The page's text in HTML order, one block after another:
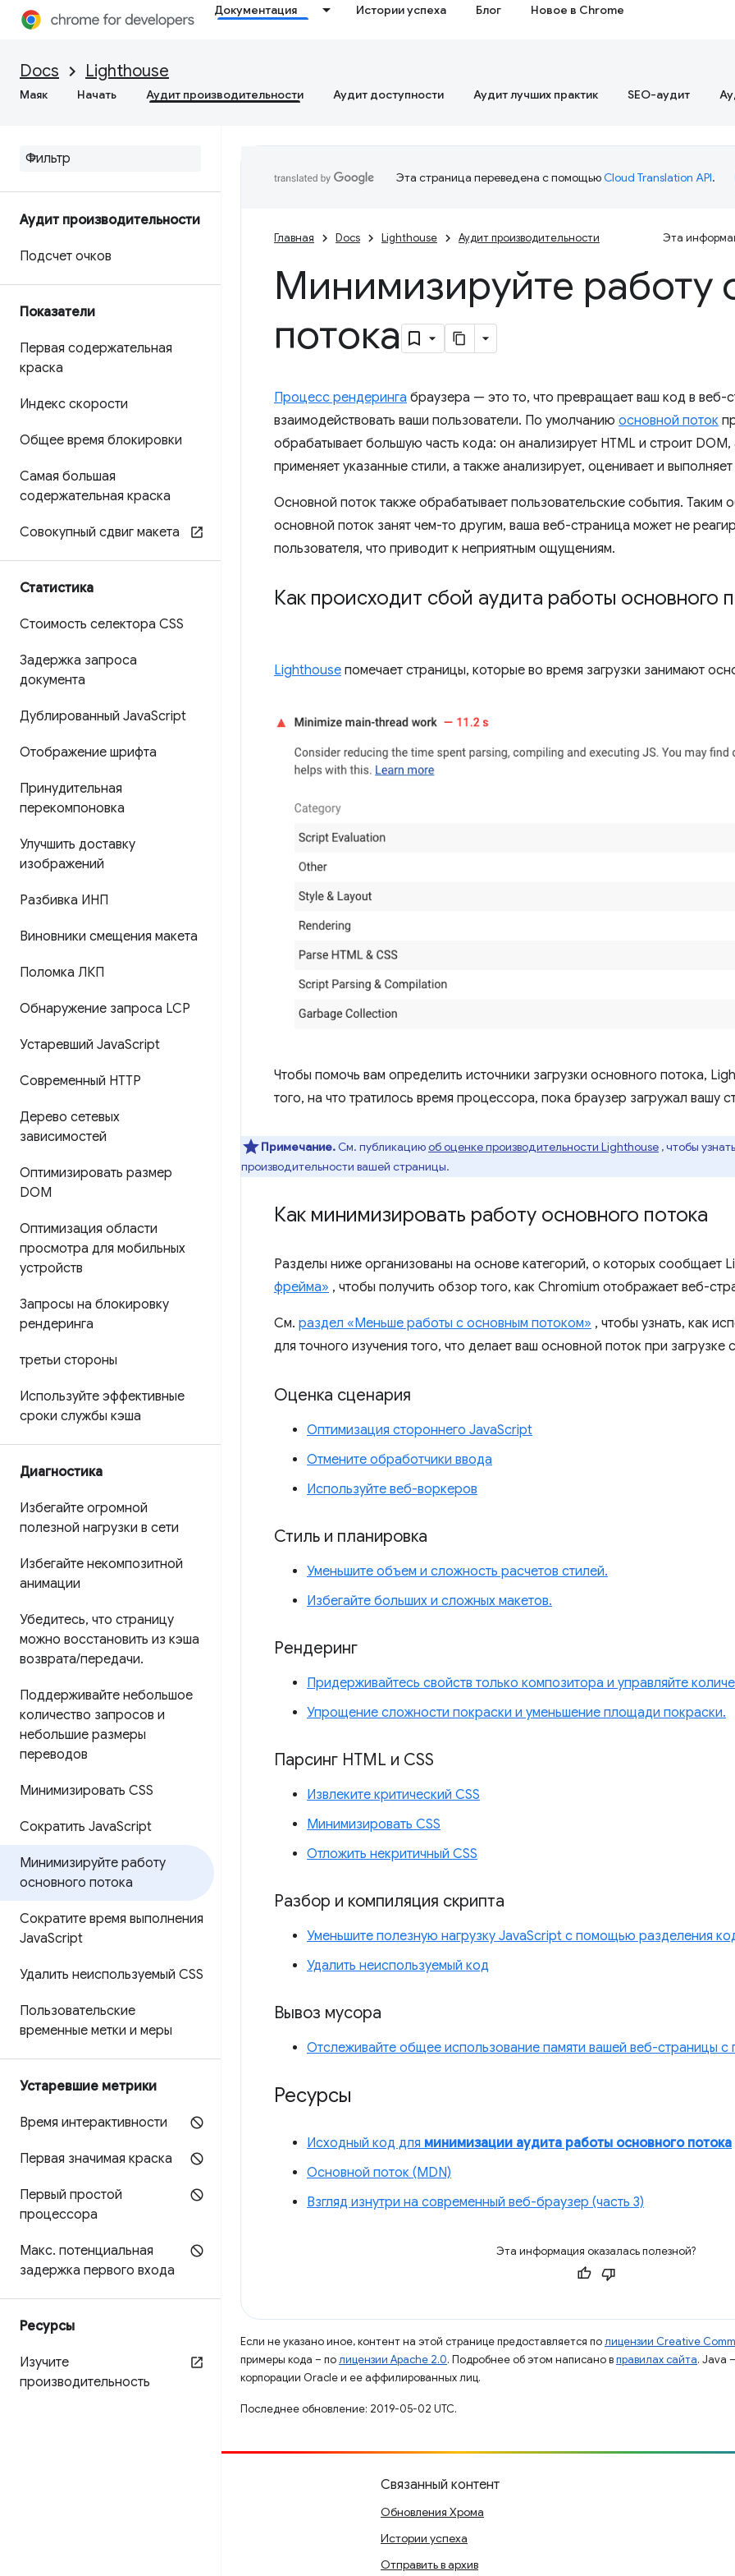
Документация Истории успеха Блог Новое в Chrome
Docs Lighthouse
Маяк Начать Аудит производительности Аудит доступности Аудит лучших практик SEO-аудит
Аудит производительности
Подсчет очков
Показатели
Первая содержательная
краска
Индекс скорости
Общее время блокировки
Самая большая
содержательная краска
Совокупный сдвиг макета
Статистика
Стоимость селектора CSS
Задержка запроса
документа
Дублированный JavaScript
Отображение шрифта
Принудительная
перекомпоновка
Улучшить доставку
изображений
Разбивка ИНП
Виновники смещения макета
Поломка ЛКП
Обнаружение запроса LCP
Устаревший JavaScript
Современный HTTP
Дерево сетевых
зависимостей
Оптимизировать размер
DOM
Оптимизация области
просмотра для мобильных
устройств
Запросы на блокировку
рендеринга
третьи стороны
Используйте эффективные
сроки службы кэша
Диагностика
Избегайте огромной
полезной нагрузки в сети
Избегайте некомпозитной
анимации
Убедитесь, что страницу
можно восстановить из кэша
возврата/передачи.
Поддерживайте небольшое
количество запросов и
небольшие размеры
переводов
Минимизировать CSS
Сократить JavaScript
Минимизируйте работу
основного потока
Сократите время выполнения
JavaScript
Удалить неиспользуемый CSS
Пользовательские
временные метки и меры
Устаревшие метрики
Время интерактивности
Первая значимая краска
Первый простой
процессора
Макс. потенциальная
задержка первого входа
Ресурсы
Изучите
производительность
Эта страница переведена с помощьюCloud Translation API.
Главная Docs Lighthouse Аудит производительности Эта
Минимизируйте работу
потока
Процесс рендеринга браузера — это то, что превращает ваш код в веб-
взаимодействовать ваши пользователи. По умолчанию основной поток
обрабатывает большую часть кода: он анализирует HTML и строит DOM,
применяет указанные стили, а также анализирует, оценивает и
Основной поток также обрабатывает пользовательские события. Таким
основной поток занят чем-то другим, ваша веб-страница может не
пользователя, что приводит к неприятным ощущениям.
Как происходит сбой аудита работы основного
Lighthouse помечает страницы, которые во время загрузки занимают
Чтобы помочь вам определить источники загрузки основного потока,
того, на что тратилось время процессора, пока браузер загружал вашу
Примечание. См. публикациюоб оценке производительности Lighthouse , чтобы
производительности вашей страницы.
Как минимизировать работу основного потока
Разделы ниже организованы на основе категорий, о которых сообщает
фрейма» , чтобы получить обзор того, как Chromium отображает веб-
См. раздел «Меньше работы с основным потоком» , чтобы узнать, как
для точного изучения того, что делает ваш основной поток при загрузке
Оценка сценария
Оптимизация стороннего JavaScript
Отмените обработчики ввода
Используйте веб-воркеров
Стиль и планировка
Уменьшите объем и сложность расчетов стилей.
Избегайте больших и сложных макетов.
Рендеринг
Придерживайтесь свойств только композитора и управляйте
Упрощение сложности покраски и уменьшение площади покраски.
Парсинг HTML и CSS
Извлеките критический CSS
Минимизировать CSS
Отложить некритичный CSS
Разбор и компиляция скрипта
Уменьшите полезную нагрузку JavaScript с помощью разделения
Удалить неиспользуемый код
Вывоз мусора
Отслеживайте общее использование памяти вашей веб-страницы
Ресурсы
Исходный код для минимизации аудита работы основного потока
Основной поток (MDN)
Взгляд изнутри на современный веб-браузер (часть 3)
Эта информация оказалась полезной?
Если не указано иное, контент на этой странице предоставляется полицензии Creative
примеры кода – полицензии Apache 2.0. Подробнее об этом написано вправилах сайта. Java
корпорации Oracle и ее аффилированных лиц.
Последнее обновление: 2019-05-02 UTC.
Связанный контент
Обновления Хрома
Истории успеха
Отправить в архив